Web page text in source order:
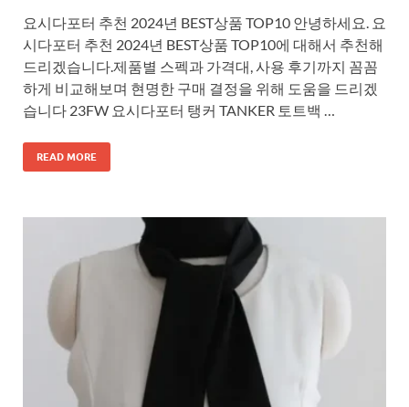
요시다포터 추천 2024년 BEST상품 TOP10 안녕하세요. 요
시다포터 추천 2024년 BEST상품 TOP10에 대해서 추천해
드리겠습니다.제품별 스펙과 가격대, 사용 후기까지 꼼꼼
하게 비교해보며 현명한 구매 결정을 위해 도움을 드리겠
습니다 23FW 요시다포터 탱커 TANKER 토트백 …
READ MORE